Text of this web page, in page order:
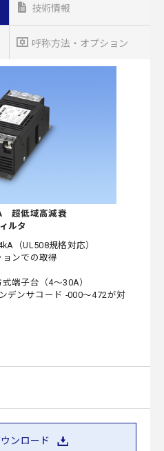
技術情報
呼称方法・オプション
超低域高減衰
ルタ
（UL508規格対応）
ンでの取得
端子台（4～30A）
デンサコード -000～472が対
ンロード